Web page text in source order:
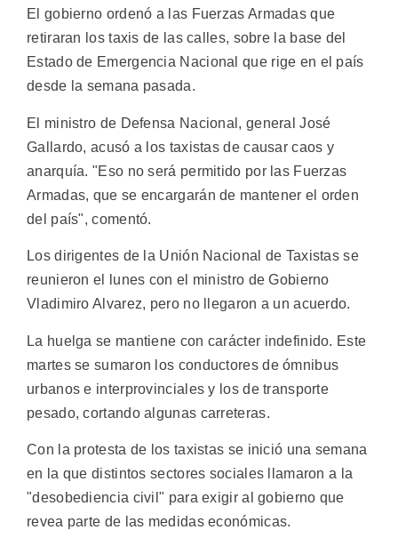
El gobierno ordenó a las Fuerzas Armadas que
retiraran los taxis de las calles, sobre la base del
Estado de Emergencia Nacional que rige en el país
desde la semana pasada.
El ministro de Defensa Nacional, general José
Gallardo, acusó a los taxistas de causar caos y
anarquía. "Eso no será permitido por las Fuerzas
Armadas, que se encargarán de mantener el orden
del país", comentó.
Los dirigentes de la Unión Nacional de Taxistas se
reunieron el lunes con el ministro de Gobierno
Vladimiro Alvarez, pero no llegaron a un acuerdo.
La huelga se mantiene con carácter indefinido. Este
martes se sumaron los conductores de ómnibus
urbanos e interprovinciales y los de transporte
pesado, cortando algunas carreteras.
Con la protesta de los taxistas se inició una semana
en la que distintos sectores sociales llamaron a la
"desobediencia civil" para exigir al gobierno que
revea parte de las medidas económicas.